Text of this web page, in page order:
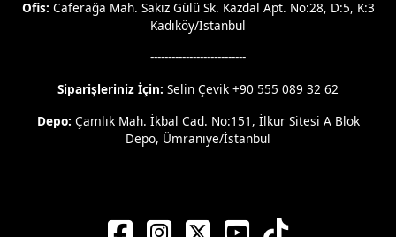
Ofis: Caferağa Mah. Sakız Gülü Sk. Kazdal Apt. No:28, D:5, K:3
Kadıköy/İstanbul
---------------------------
Siparişleriniz İçin: Selin Çevik +90 555 089 32 62
Depo: Çamlık Mah. İkbal Cad. No:151, İlkur Sitesi A Blok
Depo, Ümraniye/İstanbul